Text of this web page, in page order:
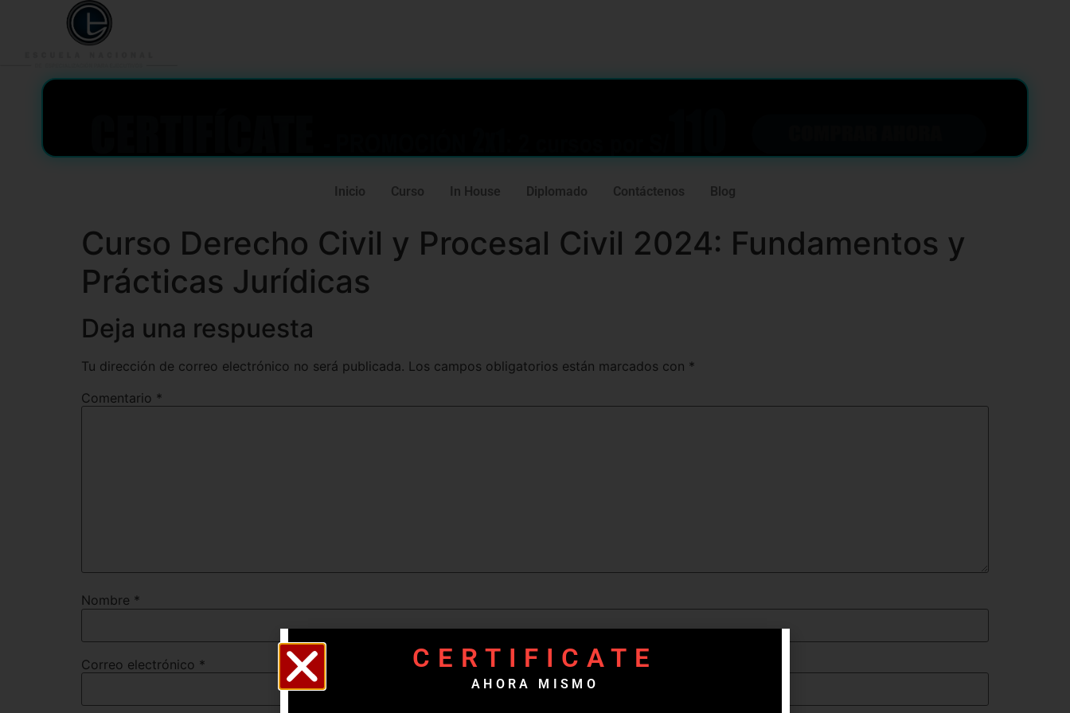
Inicio Curso In House Diplomado Contáctenos Blog
Curso Derecho Civil y Procesal Civil 2024: Fundamentos y
Prácticas Jurídicas
Deja una respuesta
Tu dirección de correo electrónico no será publicada. Los campos obligatorios están marcados con *
Comentario *
Nombre *
Correo electrónico * CERTIFICATE
AHORA MISMO